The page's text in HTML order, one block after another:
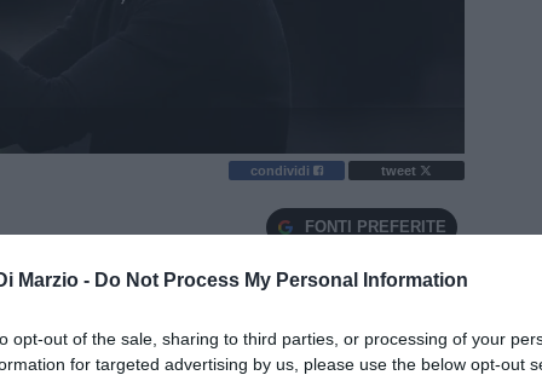
Marzio - Do Not Process My Personal Information
opt-out of the sale, sharing to third parties, or processing of your
for targeted advertising by us, please use the below opt-out
condividi tweet
FONTI PREFERITE
Sport dalla festa del Como in giro per la